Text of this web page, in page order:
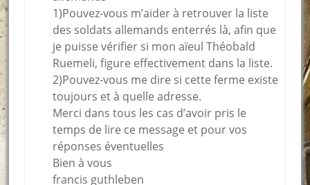
1)Pouvez-vous m’aider à retrouver la liste
des soldats allemands enterrés là, afin que
je puisse vérifier si mon aïeul Théobald
Ruemeli, figure effectivement dans la liste.
2)Pouvez-vous me dire si cette ferme existe
toujours et à quelle adresse.
Merci dans tous les cas d’avoir pris le
temps de lire ce message et pour vos
réponses éventuelles
Bien à vous
francis guthleben